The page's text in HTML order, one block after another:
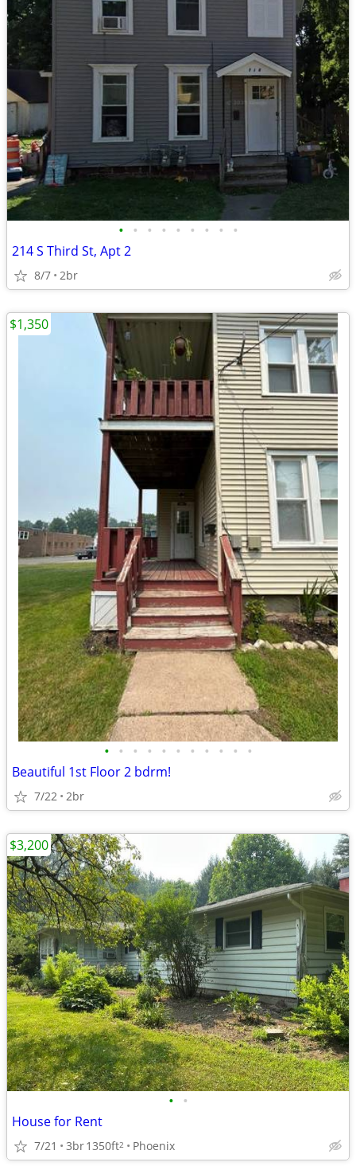
• • • • • • • • •
214 S Third St, Apt 2
8/7 2br
• • • • • • • • • • •
Beautiful 1st Floor 2 bdrm!
7/22 2br
$1,350
• •
House for Rent
7/21 3br1350ft2 Phoenix
$3,200